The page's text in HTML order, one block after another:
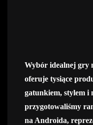
Wybór idealnej gry
oferuje tysiące
gatunkiem, stylem i
przygotowaliśmy
na Androida,